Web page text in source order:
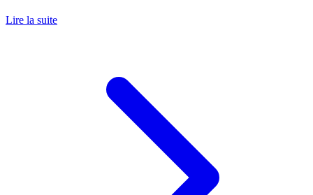
Lire la suite